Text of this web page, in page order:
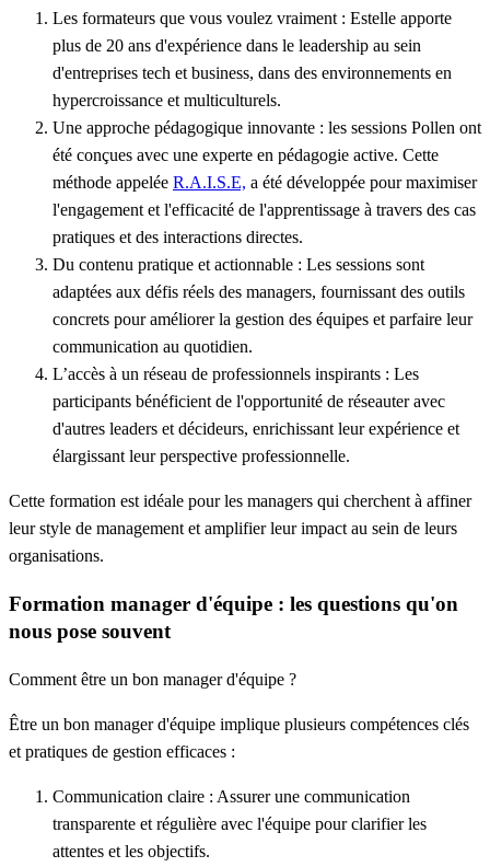
Les formateurs que vous voulez vraiment : Estelle apporte
plus de 20 ans d'expérience dans le leadership au sein
d'entreprises tech et business, dans des environnements en
hypercroissance et multiculturels.
Une approche pédagogique innovante : les sessions Pollen ont
été conçues avec une experte en pédagogie active. Cette
méthode appelée R.A.I.S.E, a été développée pour maximiser
l'engagement et l'efficacité de l'apprentissage à travers des cas
pratiques et des interactions directes.
Du contenu pratique et actionnable : Les sessions sont
adaptées aux défis réels des managers, fournissant des outils
concrets pour améliorer la gestion des équipes et parfaire leur
communication au quotidien.
L’accès à un réseau de professionnels inspirants : Les
participants bénéficient de l'opportunité de réseauter avec
d'autres leaders et décideurs, enrichissant leur expérience et
élargissant leur perspective professionnelle.
Cette formation est idéale pour les managers qui cherchent à affiner
leur style de management et amplifier leur impact au sein de leurs
organisations.
Formation manager d'équipe : les questions qu'on
nous pose souvent
Comment être un bon manager d'équipe ?
Être un bon manager d'équipe implique plusieurs compétences clés
et pratiques de gestion efficaces :
Communication claire : Assurer une communication
transparente et régulière avec l'équipe pour clarifier les
attentes et les objectifs.